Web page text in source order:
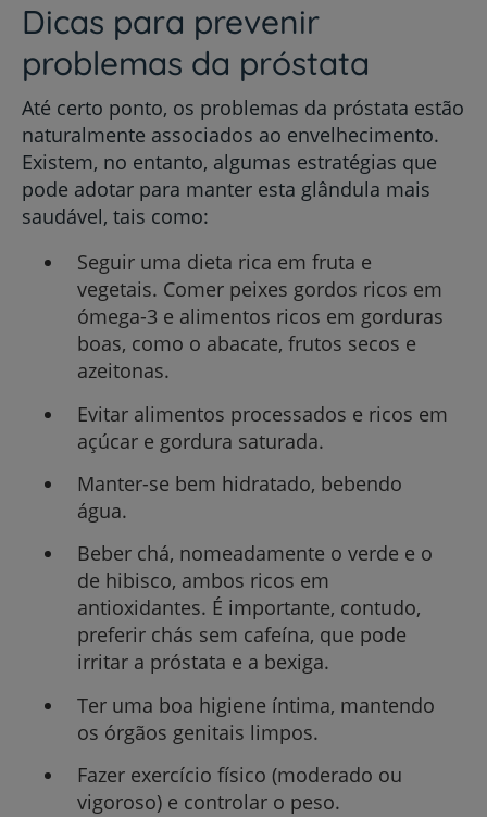
Dicas para prevenir
problemas da próstata
Até certo ponto, os problemas da próstata estão
naturalmente associados ao envelhecimento.
Existem, no entanto, algumas estratégias que
pode adotar para manter esta glândula mais
saudável, tais como:
Seguir uma dieta rica em fruta e
vegetais. Comer peixes gordos ricos em
ómega-3 e alimentos ricos em gorduras
boas, como o abacate, frutos secos e
azeitonas.
Evitar alimentos processados e ricos em
açúcar e gordura saturada.
Manter-se bem hidratado, bebendo
água.
Beber chá, nomeadamente o verde e o
de hibisco, ambos ricos em
antioxidantes. É importante, contudo,
preferir chás sem cafeína, que pode
irritar a próstata e a bexiga.
Ter uma boa higiene íntima, mantendo
os órgãos genitais limpos.
Fazer exercício físico (moderado ou
vigoroso) e controlar o peso.